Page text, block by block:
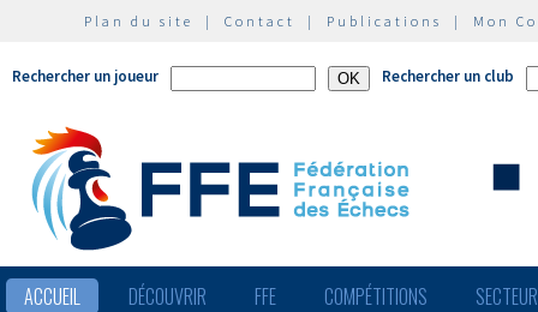
Plan du site | Contact | Publications | Mon
Rechercher un joueur Rechercher un club
ACCUEIL DÉCOUVRIR FFE COMPÉTITIONS